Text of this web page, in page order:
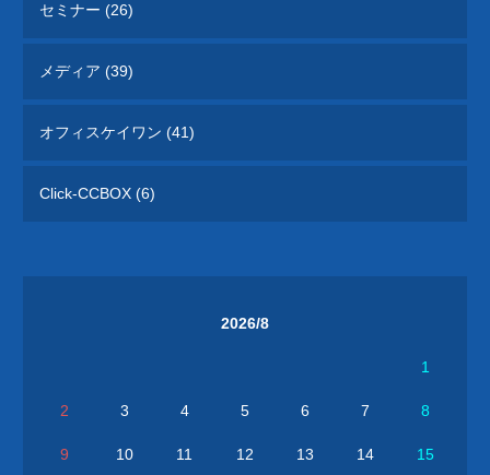
セミナー (26)
メディア (39)
オフィスケイワン (41)
Click-CCBOX (6)
2026/8
1
2 3 4 5 6 7 8
9 10 11 12 13 14 15